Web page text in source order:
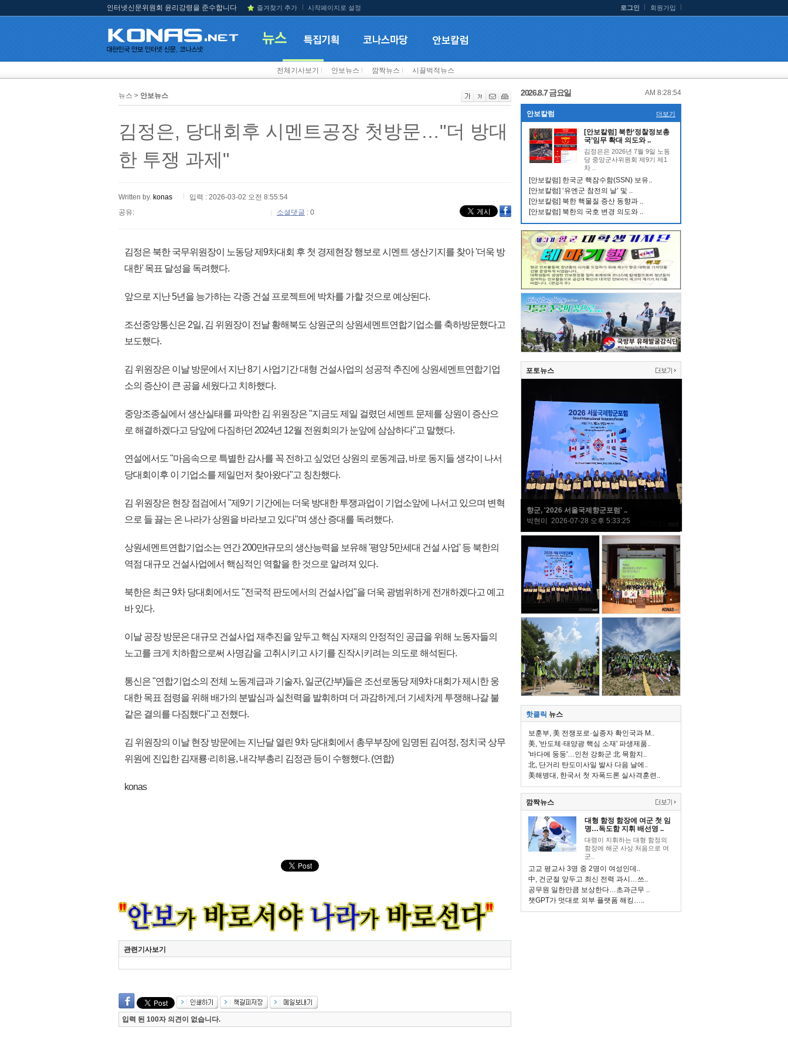
인터넷신문위원회 윤리강령을 준수합니다 즐겨찾기 추가 시작페이지로 설정 로그인 회원가입
전체기사보기 안보뉴스 깜짝뉴스 시끌벅적뉴스
뉴스 > 안보뉴스
김정은, 당대회후 시멘트공장 첫방문…"더 방대
한 투쟁 과제"
Written by. konas
입력 : 2026-03-02 오전 8:55:54
공유:
소셜댓글 : 0
김정은 북한 국무위원장이 노동당 제9차대회 후 첫 경제현장 행보로 시멘트 생산기지를 찾아 '더욱 방
대한' 목표 달성을 독려했다.
앞으로 지난 5년을 능가하는 각종 건설 프로젝트에 박차를 가할 것으로 예상된다.
조선중앙통신은 2일, 김 위원장이 전날 황해북도 상원군의 상원세멘트연합기업소를 축하방문했다고
보도했다.
김 위원장은 이날 방문에서 지난 8기 사업기간 대형 건설사업의 성공적 추진에 상원세멘트연합기업
소의 증산이 큰 공을 세웠다고 치하했다.
중앙조종실에서 생산실태를 파악한 김 위원장은 "지금도 제일 걸렸던 세멘트 문제를 상원이 증산으
로 해결하겠다고 당앞에 다짐하던 2024년 12월 전원회의가 눈앞에 삼삼하다"고 말했다.
연설에서도 "마음속으로 특별한 감사를 꼭 전하고 싶었던 상원의 로동계급, 바로 동지들 생각이 나서
당대회이후 이 기업소를 제일먼저 찾아왔다"고 칭찬했다.
김 위원장은 현장 점검에서 "제9기 기간에는 더욱 방대한 투쟁과업이 기업소앞에 나서고 있으며 변혁
으로 들 끓는 온 나라가 상원을 바라보고 있다"며 생산 증대를 독려했다.
상원세멘트연합기업소는 연간 200만t규모의 생산능력을 보유해 '평양 5만세대 건설 사업' 등 북한의
역점 대규모 건설사업에서 핵심적인 역할을 한 것으로 알려져 있다.
북한은 최근 9차 당대회에서도 "전국적 판도에서의 건설사업"을 더욱 광범위하게 전개하겠다고 예고
바 있다.
이날 공장 방문은 대규모 건설사업 재추진을 앞두고 핵심 자재의 안정적인 공급을 위해 노동자들의
노고를 크게 치하함으로써 사명감을 고취시키고 사기를 진작시키려는 의도로 해석된다.
통신은 "연합기업소의 전체 노동계급과 기술자, 일군(간부)들은 조선로동당 제9차 대회가 제시한 웅
대한 목표 점령을 위해 배가의 분발심과 실천력을 발휘하며 더 과감하게,더 기세차게 투쟁해나갈 불
같은 결의를 다짐했다"고 전했다.
김 위원장의 이날 현장 방문에는 지난달 열린 9차 당대회에서 총무부장에 임명된 김여정, 정치국 상무
위원에 진입한 김재룡·리히용, 내각부총리 김정관 등이 수행했다. (연합)
konas
관련기사보기
입력 된 100자 의견이 없습니다.
2026.8.7 금요일 AM 8:28:55
안보칼럼 더보기
[안보칼럼] 북한‘정찰정보총
국’임무 확대 의도와 ..
김정은은 2026년 7월 9일 노동
당 중앙군사위원회 제9기 제1
차 ..
[안보칼럼] 한국군 핵잠수함(SSN) 보유..
[안보칼럼] ‘유엔군 참전의 날’ 및 ..
[안보칼럼] 북한 핵물질 증산 동향과 ..
[안보칼럼] 북한의 국호 변경 의도와 ..
포토뉴스
향군, '2026 서울국제향군포럼' ..
박현미 2026-07-28 오후 5:33:25
핫클릭 뉴스
보훈부, 美 전쟁포로·실종자 확인국과 M..
美, '반도체·태양광 핵심 소재' 파생제품..
'바다에 둥둥'…인천 강화군 北 목함지..
北, 단거리 탄도미사일 발사 다음 날에..
美해병대, 한국서 첫 자폭드론 실사격훈련..
깜짝뉴스
대형 함정 함장에 여군 첫 임
명…독도함 지휘 배선영 ..
대령이 지휘하는 대형 함정의
함장에 해군 사상 처음으로 여
군..
고교 평교사 3명 중 2명이 여성인데..
中, 건군절 앞두고 최신 전력 과시…쓰..
공무원 일한만큼 보상한다…초과근무 ..
챗GPT가 멋대로 외부 플랫폼 해킹…..